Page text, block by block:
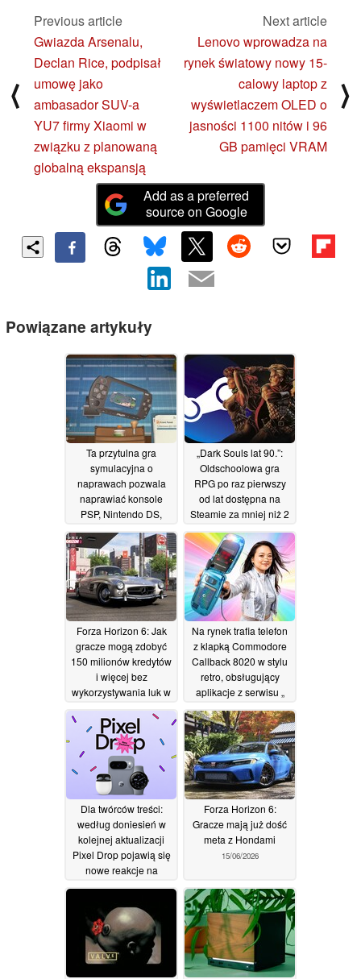
⟨
Previous article
Gwiazda Arsenalu,
Declan Rice, podpisał
umowę jako
ambasador SUV-a
YU7 firmy Xiaomi w
związku z planowaną
globalną ekspansją
Next article
Lenovo wprowadza na
rynek światowy nowy 15-
calowy laptop z
wyświetlaczem OLED o
jasności 1100 nitów i 96
GB pamięci VRAM
⟩
Add as a preferred
source on Google
Powiązane artykuły
Ta przytulna gra
symulacyjna o
naprawach pozwala
naprawiać konsole
PSP, Nintendo DS,
sprzęt retro w
Akihabara z pierwszej
dekady XXI wieku
20/06/2026
„Dark Souls lat 90.”:
Oldschoolowa gra
RPG po raz pierwszy
od lat dostępna na
Steamie za mniej niż 2
17/06/2026
Forza Horizon 6: Jak
gracze mogą zdobyć
150 milionów kredytów
i więcej bez
wykorzystywania luk w
17/06/2026
Na rynek trafia telefon
z klapką Commodore
Callback 8020 w stylu
retro, obsługujący
aplikacje z serwisu „
16/06/2026
Dla twórców treści:
według doniesień w
kolejnej aktualizacji
Pixel Drop pojawią się
nowe reakcje na
16/06/2026
Forza Horizon 6:
Gracze mają już dość
meta z Hondami
15/06/2026